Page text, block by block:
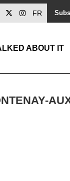
FR
ABOUT IT